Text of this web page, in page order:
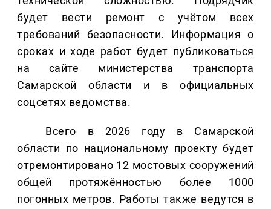
будет вести ремонт с учётом всех
требований безопасности. Информация о
сроках и ходе работ будет публиковаться
на сайте министерства транспорта
Самарской области и в официальных
соцсетях ведомства.
Всего в 2026 году в Самарской
области по национальному проекту будет
отремонтировано 12 мостовых сооружений
общей протяжённостью более 1000
погонных метров. Работы также ведутся в